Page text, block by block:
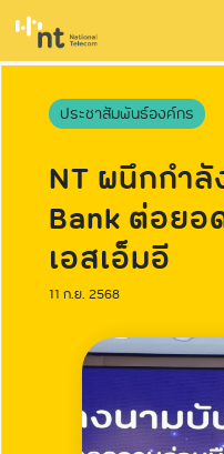
ประชาสัมพันธ์องค์กร
NT ผนึกกำลั
Bank ต่อย
เอสเอ็มอี
11 ก.ย. 2568